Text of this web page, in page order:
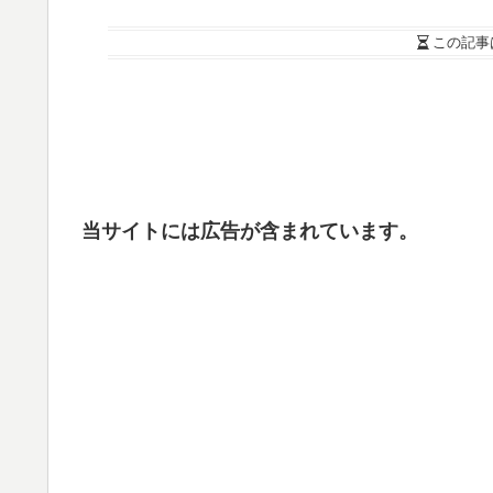
この記事
当サイトには広告が含まれています。